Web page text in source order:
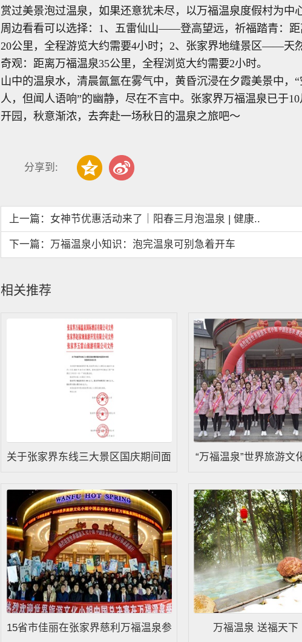
赏过美景泡过温泉，如果还意犹未尽，以万福温泉度假村为中
周边看看可以选择：1、五雷仙山——登高望远，祈福踏青：距
20公里，全程游览大约需要4小时；2、张家界地缝景区——天
奇观：距离万福温泉35公里，全程浏览大约需要2小时。
山中的温泉水，清晨氤氲在雾气中，黄昏沉浸在夕霞美景中，
人，但闻人语响”的幽静，尽在不言中。张家界万福温泉已于10
开园，秋意渐浓，去奔赴一场秋日的温泉之旅吧～
分享到:
上一篇： 女神节优惠活动来了｜阳春三月泡温泉 | 健康..
下一篇： 万福温泉小知识：泡完温泉可别急着开车
相关推荐
关于张家界东线三大景区国庆期间面 “万福温泉”世界旅游文
15省市佳丽在张家界慈利万福温泉参 万福温泉 送福天下